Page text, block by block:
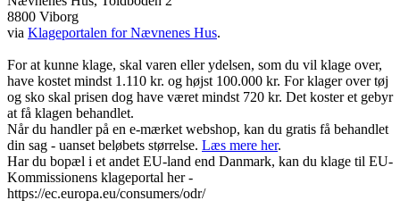
8800 Viborg
via Klageportalen for Nævnenes Hus.
For at kunne klage, skal varen eller ydelsen, som du vil klage over,
have kostet mindst 1.110 kr. og højst 100.000 kr. For klager over tøj
og sko skal prisen dog have været mindst 720 kr. Det koster et gebyr
at få klagen behandlet.
Når du handler på en e-mærket webshop, kan du gratis få behandlet
din sag - uanset beløbets størrelse. Læs mere her.
Har du bopæl i et andet EU-land end Danmark, kan du klage til EU-
Kommissionens klageportal her -
https://ec.europa.eu/consumers/odr/